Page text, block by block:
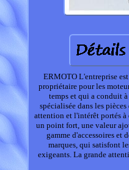
ERMOTO L'entreprise
propriétaire pour les
temps et qui a conduit
spécialisée dans les
attention et l'intérêt portés à
un point fort, une valeur
gamme d'accessoires et
marques, qui satisfont
exigeants. La grande